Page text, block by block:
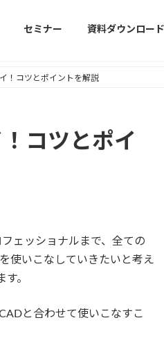
セミナー 資料ダウンロード
！コツとポイントを解説
コツとポイ
ェッショナルまで、全ての
使いこなしていきたいと考え
。
と合わせて使いこなすこ